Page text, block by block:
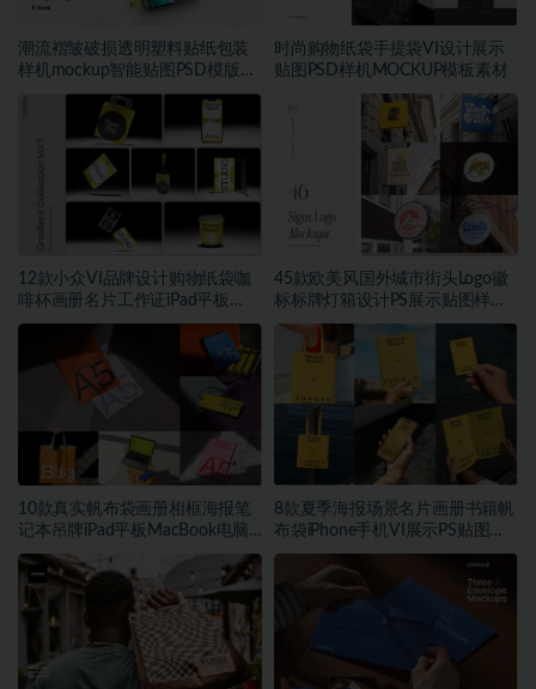
潮流褶皱破损透明塑料贴纸包装
样机mockup智能贴图PSD模版设
计素材
时尚购物纸袋手提袋VI设计展示
贴图PSD样机MOCKUP模板素材
12款小众VI品牌设计购物纸袋咖
啡杯画册名片工作证iPad平板
MacBook电脑iPhone手机贴图
45款欧美风国外城市街头Logo徽
标标牌灯箱设计PS展示贴图样机
模板
10款真实帆布袋画册相框海报笔
记本吊牌iPad平板MacBook电脑
Vi贴图PSD样机模板
8款夏季海报场景名片画册书籍帆
布袋iPhone手机VI展示PS贴图样
机模板